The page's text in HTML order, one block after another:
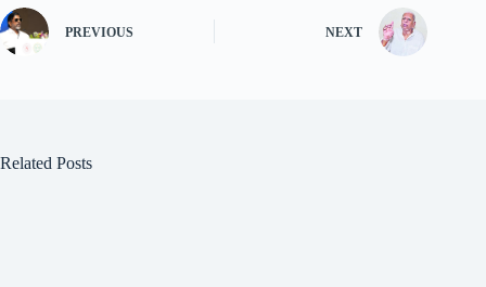
PREVIOUS NEXT
Related Posts